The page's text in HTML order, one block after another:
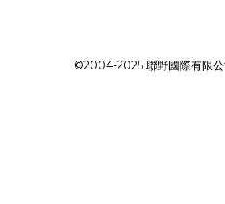
©2004-2025 聯野國際有限公